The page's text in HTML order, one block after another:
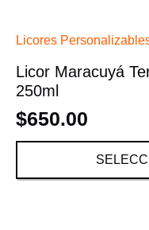
Licores
Licor Maracuyá
250ml
$650.00